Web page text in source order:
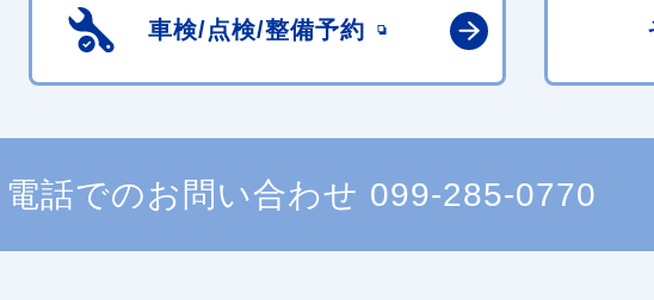
車検/点検/整備予約
電話でのお問い合わせ 099-285-0770